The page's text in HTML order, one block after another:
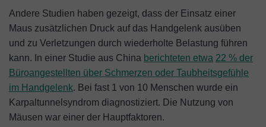
Andere Studien haben gezeigt, dass der Einsatz einer
Maus zusätzlichen Druck auf das Handgelenk ausüben
und zu Verletzungen durch wiederholte Belastung führen
kann. In einer Studie aus China berichteten etwa 22 % der
Büroangestellten über Schmerzen oder Taubheitsgefühle
im Handgelenk. Bei fast 1 von 10 Menschen wurde ein
Karpaltunnelsyndrom diagnostiziert. Die Nutzung von
Mäusen war einer der Hauptfaktoren.